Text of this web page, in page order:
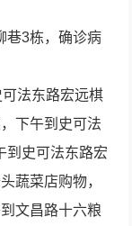
巷3栋，确诊病
法东路宏远棋
下午到史可法
到史可法东路宏
蔬菜店购物，
文昌路十六粮